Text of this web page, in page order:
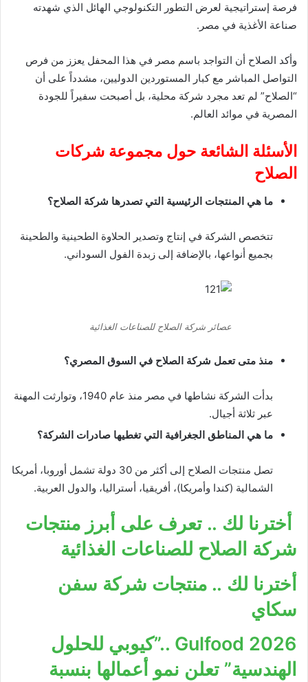
فرصة إستراتيجية لعرض التطور التكنولوجي الهائل الذي شهدته
صناعة الأغذية في مصر.
وأكد الصلاح أن التواجد باسم مصر في هذا المحفل يعزز من فرص
التواصل المباشر مع كبار المستوردين الدوليين، مشدداً على أن
“الصلاح” لم تعد مجرد شركة محلية، بل أصبحت سفيراً للجودة
المصرية في موائد العالم.
الأسئلة الشائعة حول مجموعة شركات
الصلاح
ما هي المنتجات الرئيسية التي تصدرها شركة الصلاح؟
تتخصص الشركة في إنتاج وتصدير الحلاوة الطحينية والطحينة
بجميع أنواعها، بالإضافة إلى زبدة الفول السوداني.
عصائر شركة الصلاح للصناعات الغذائية
منذ متى تعمل شركة الصلاح في السوق المصري؟
بدأت الشركة نشاطها في مصر منذ عام 1940، وتوارثت المهنة
عبر ثلاثة أجيال.
ما هي المناطق الجغرافية التي تغطيها صادرات الشركة؟
تصل منتجات الصلاح إلى أكثر من 30 دولة تشمل أوروبا، أمريكا
الشمالية (كندا وأمريكا)، أفريقيا، أستراليا، والدول العربية.
أخترنا لك .. تعرف على أبرز منتجات
شركة الصلاح للصناعات الغذائية
أخترنا لك .. منتجات شركة سفن
سكاي
Gulfood 2026 ..”كيوبي للحلول
الهندسية” تعلن نمو أعمالها بنسبة